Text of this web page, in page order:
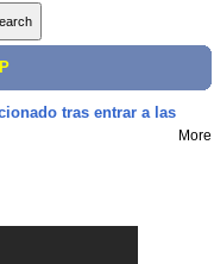
tras entrar a las
More